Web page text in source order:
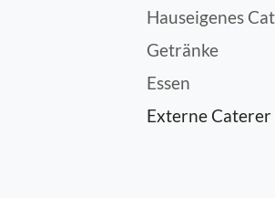
Hauseigenes
Getränke
Essen
Externe